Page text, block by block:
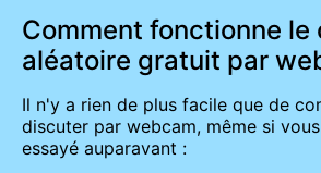
Comment fonctionne le
aléatoire gratuit par
Il n'y a rien de plus facile que de
discuter par webcam, même si
essayé auparavant :